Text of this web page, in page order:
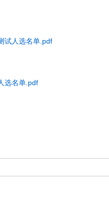
试人选名单.pdf
选名单.pdf